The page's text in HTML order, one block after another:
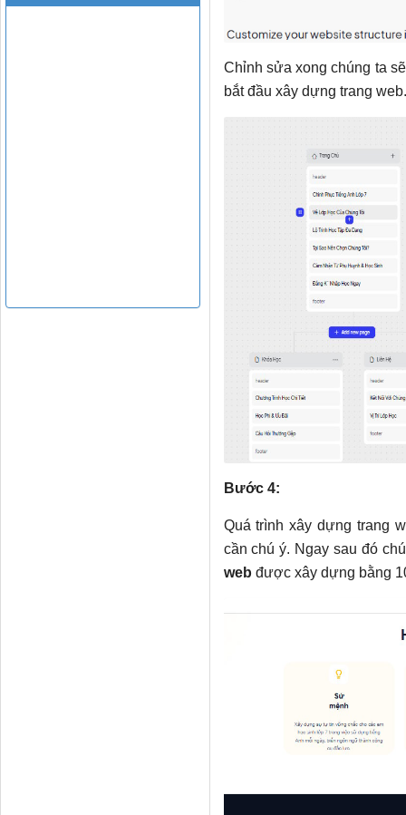
Chỉnh sửa xong chúng ta
bắt đầu xây dựng trang web.
Bước 4:
Quá trình xây dựng trang
cần chú ý. Ngay sau đó
web được xây dựng bằng